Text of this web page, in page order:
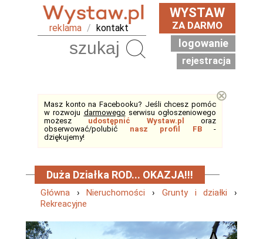
reklama / kontakt
WYSTAW
ZA DARMO
logowanie
rejestracja
Masz konto na Facebooku? Jeśli chcesz pomóc
w rozwoju darmowego serwisu ogłoszeniowego
możesz udostępnić Wystaw.pl
oraz
obserwować/polubić nasz profil FB-
dziękujemy!
⊗
Duża Działka ROD... OKAZJA!!!
Główna ›Nieruchomości › Grunty i działki ›
Rekreacyjne